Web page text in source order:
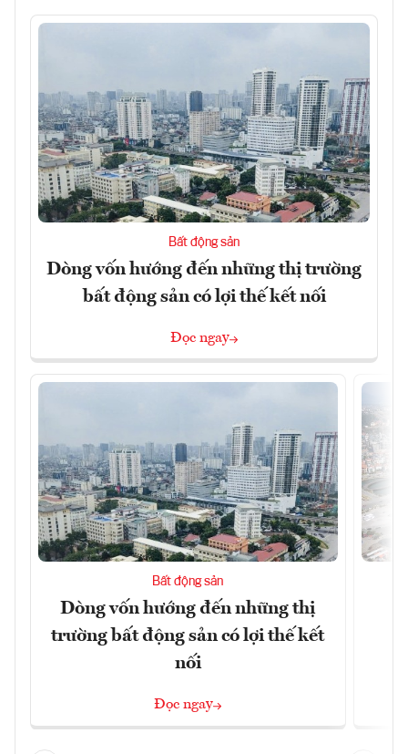
Bất động sản
Dòng vốn hướng đến những thị trường
bất động sản có lợi thế kết nối
Đọc ngay
Bất động sản
Dòng vốn hướng đến những thị
trường bất động sản có lợi thế kết
nối
Đọc ngay